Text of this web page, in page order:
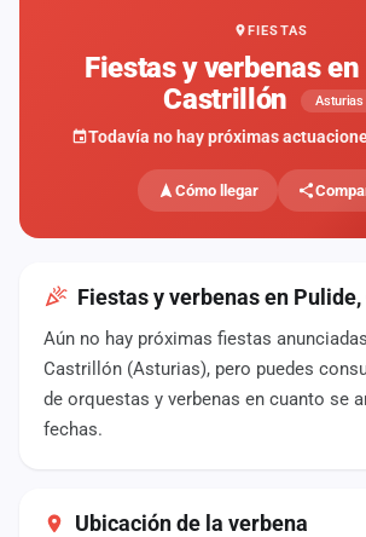
FIESTAS
Fiestas y verbenas
Castrillón
Asturias
Todavía no hay próximas
Cómo llegar
Fiestas y verbenas en
Aún no hay próximas fiestas
Castrillón (Asturias), pero puedes
de orquestas y verbenas en cuanto se
fechas.
Ubicación de la verbena
Componentes
Agencias
Rankings
Vídeos
Anuncios